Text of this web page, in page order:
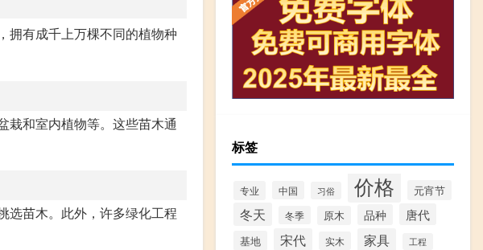
拥有成千上万棵不同的植物种
栽和室内植物等。这些苗木通
选苗木。此外，许多绿化工程
标签
专业 中国 习俗 价格 元宵节
冬天 冬季 原木 品种 唐代
基地 宋代 实木 家具 工程